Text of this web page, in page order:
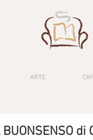
ARTE
BUONSENSO